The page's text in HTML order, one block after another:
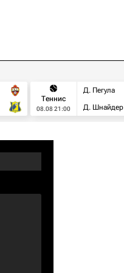
Теннис
08.08 21:00
Д. Пегула
Д. Шнайдер